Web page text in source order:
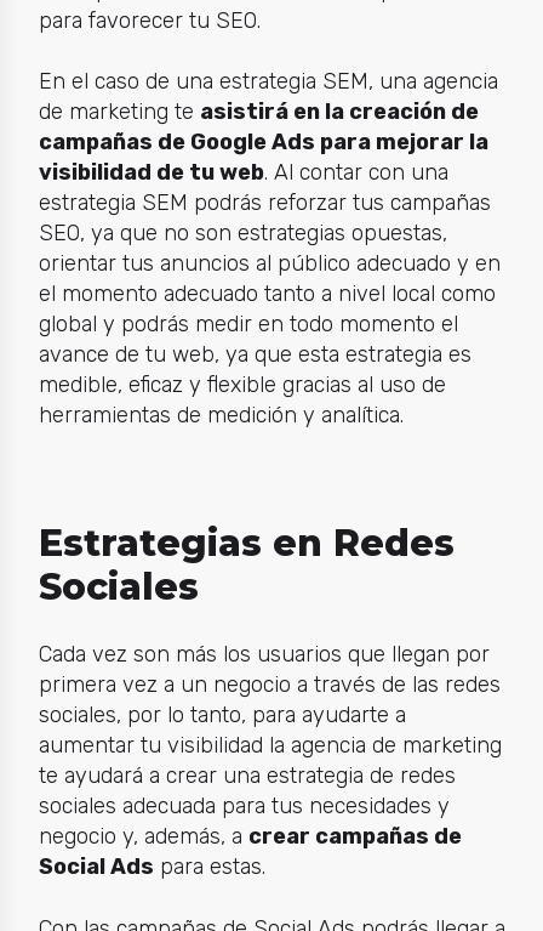
para favorecer tu SEO.
En el caso de una estrategia SEM, una agencia
de marketing te asistirá en la creación de
campañas de Google Ads para mejorar la
visibilidad de tu web. Al contar con una
estrategia SEM podrás reforzar tus campañas
SEO, ya que no son estrategias opuestas,
orientar tus anuncios al público adecuado y en
el momento adecuado tanto a nivel local como
global y podrás medir en todo momento el
avance de tu web, ya que esta estrategia es
medible, eficaz y flexible gracias al uso de
herramientas de medición y analítica.
Estrategias en Redes
Sociales
Cada vez son más los usuarios que llegan por
primera vez a un negocio a través de las redes
sociales, por lo tanto, para ayudarte a
aumentar tu visibilidad la agencia de marketing
te ayudará a crear una estrategia de redes
sociales adecuada para tus necesidades y
negocio y, además, a crear campañas de
Social Ads para estas.